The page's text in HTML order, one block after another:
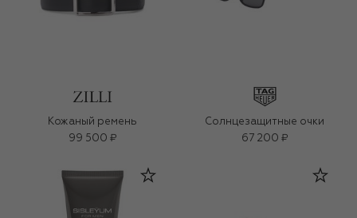
Кожаный ремень
99 500 ₽
Солнцезащитные очки
67 200 ₽